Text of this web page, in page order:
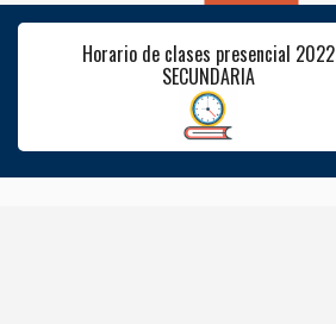
Horario de clases presencial 2022
SECUNDARIA